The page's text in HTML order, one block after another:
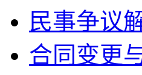
民事争议
合同变更